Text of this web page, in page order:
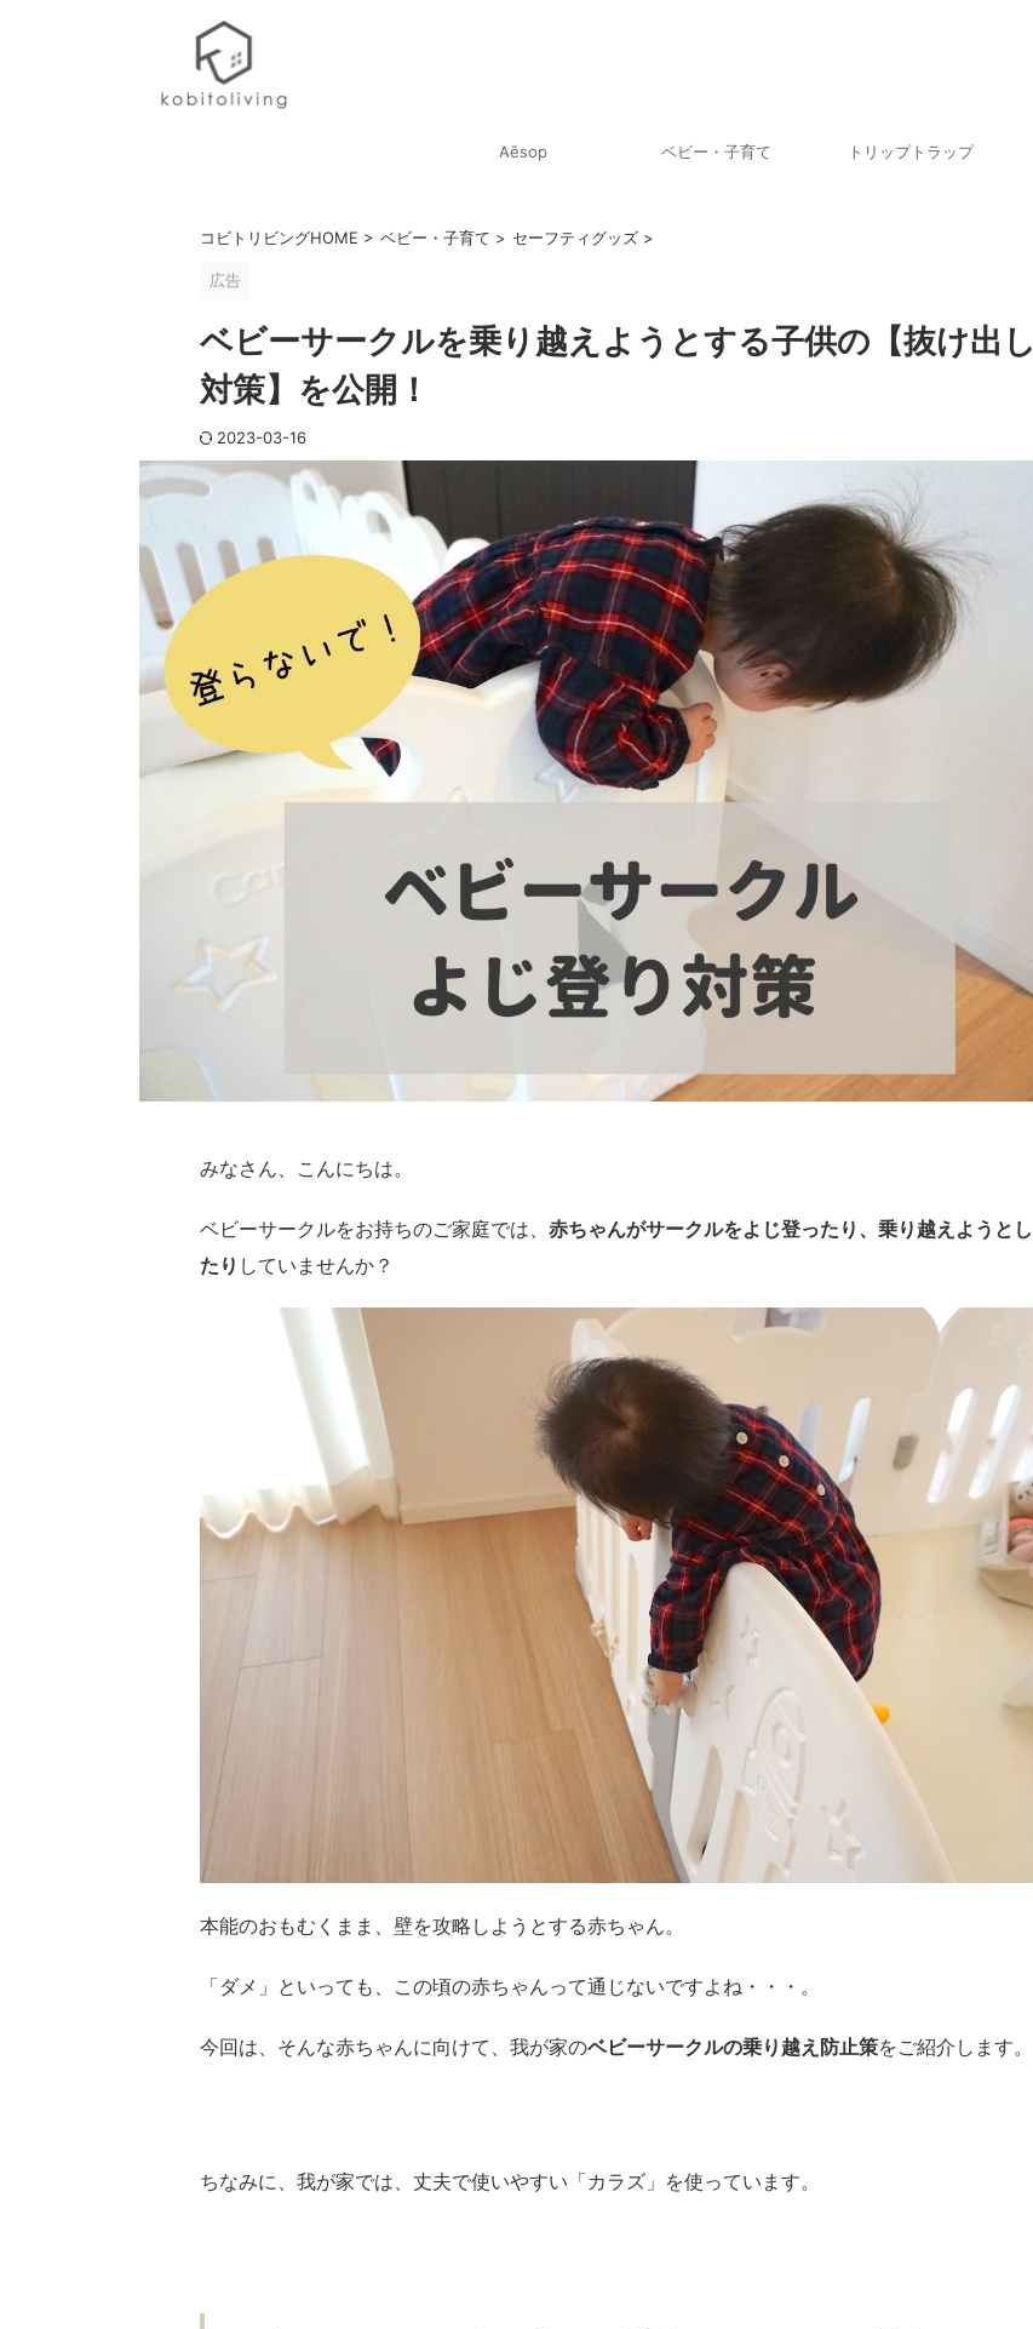
Aēsop ベビー・子育て トリップトラップ
コビトリビングHOME > ベビー・子育て > セーフティグッズ >
広告
ベビーサークルを乗り越えようとする子供の【抜け出し
対策】を公開！
2023-03-16
みなさん、こんにちは。
ベビーサークルをお持ちのご家庭では、 赤ちゃんがサークルをよじ登ったり、乗り越えようとし
たり していませんか？
本能のおもむくまま、壁を攻略しようとする赤ちゃん。
「ダメ」といっても、この頃の赤ちゃんって通じないですよね・・・。
今回は、そんな赤ちゃんに向けて、我が家のベビーサークルの乗り越え防止策をご紹介します。
ちなみに、我が家では、丈夫で使いやすい「カラズ」を使っています。